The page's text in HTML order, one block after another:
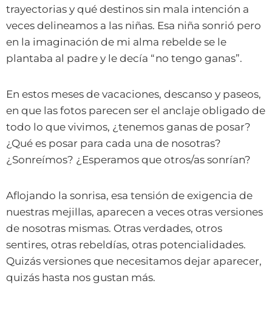
trayectorias y qué destinos sin mala intención a
veces delineamos a las niñas. Esa niña sonrió pero
en la imaginación de mi alma rebelde se le
plantaba al padre y le decía “no tengo ganas”.
En estos meses de vacaciones, descanso y paseos,
en que las fotos parecen ser el anclaje obligado de
todo lo que vivimos, ¿tenemos ganas de posar?
¿Qué es posar para cada una de nosotras?
¿Sonreímos? ¿Esperamos que otros/as sonrían?
Aflojando la sonrisa, esa tensión de exigencia de
nuestras mejillas, aparecen a veces otras versiones
de nosotras mismas. Otras verdades, otros
sentires, otras rebeldías, otras potencialidades.
Quizás versiones que necesitamos dejar aparecer,
quizás hasta nos gustan más.